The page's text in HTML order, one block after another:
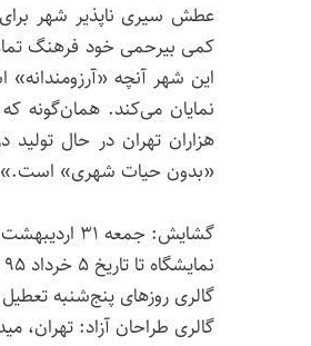
عطش سیری ناپذیر شهر
کمی بیرحمی خود فرهنگ
این شهر آنچه «آرزومندانه»
نمایان می‌کند. همان‌گونه
هزاران تهران در حال
«بدون حیات شهری» است.»
گشایش: جمعه ۳۱ اردیبهشت – ساعت ۱۶ تا ۲۰
نمایشگاه تا تاریخ ۵ خرداد ۹۵ از ساعت ۱۰ تا ۲۰ پذیرای بازدیدکنندگان است.
گالری روزهای پنج‌شنبه
گالری طراحان آزاد: تهران،